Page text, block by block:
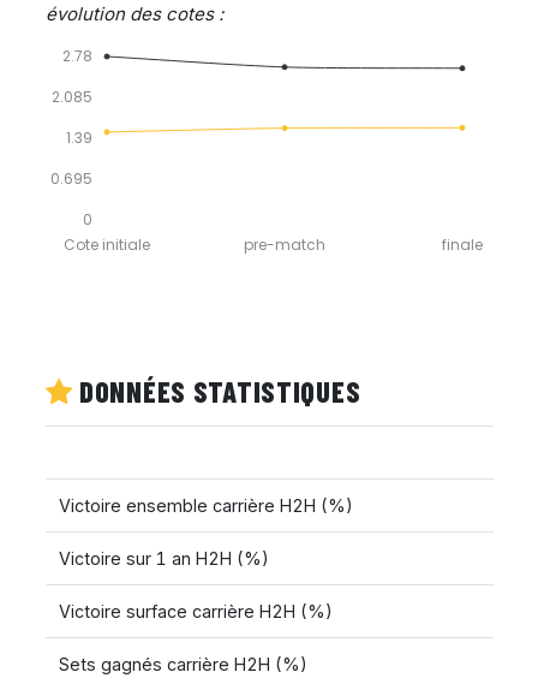
évolution des cotes :
0
0.695
1.39
2.085
2.78
finale
pre-match
Cote initiale
DONNÉES STATISTIQUES
Victoire ensemble carrière H2H (%)
Victoire sur 1 an H2H (%)
Victoire surface carrière H2H (%)
Sets gagnés carrière H2H (%)